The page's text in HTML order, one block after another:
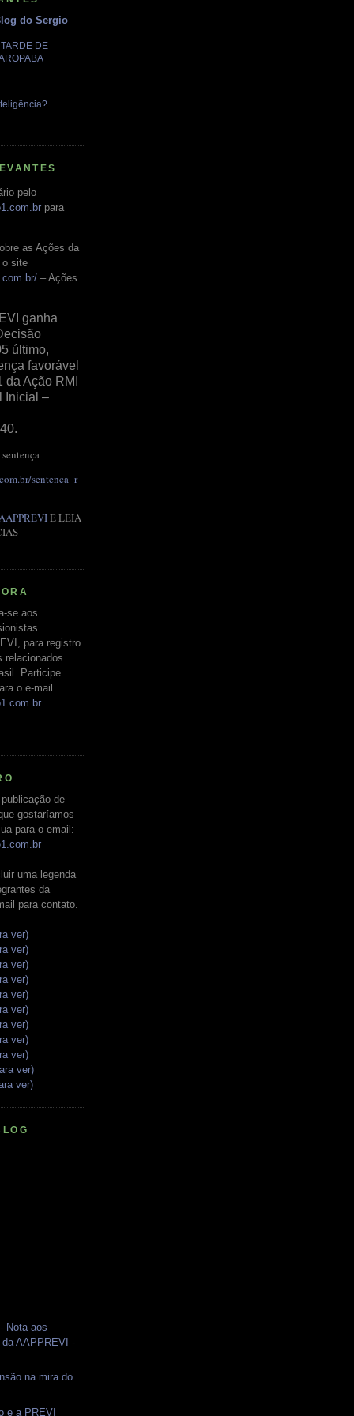
do Sergio
DE
pelo
para
as Ações da
o site
– Ações
ganha
último,
favorável
da Ação RMI
Inicial –
sentenca_r
AAPPREVIE LEIA
se aos
para registro
relacionados
Participe.
o e-mail
de
gostaríamos
para o email:
uma legenda
da
para contato.
ver)
ver)
ver)
ver)
ver)
ver)
ver)
ver)
ver)
ver)
ver)
Nota aos
AAPPREVI -
na mira do
e a PREVI